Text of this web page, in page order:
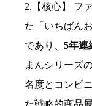
2.【核心】 フ
た「いちばん
であり、5年連
まんシリーズ
名度とコンビ
た戦略的商品